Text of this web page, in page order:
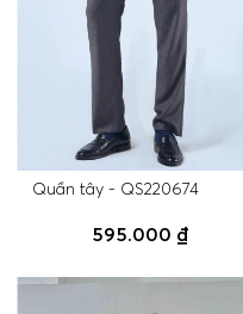
Quần tây - QS220674
595.000 ₫